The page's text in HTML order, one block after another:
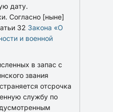
дату.
Согласно [ныне]
32 Закона «О
и военной
в запас с
звания
отсрочка
службу по